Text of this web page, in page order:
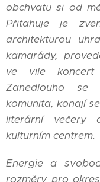
obchvatu si od
Přitahuje je
architekturou
kamarády,
ve vile koncert
Zanedlouho
komunita, konají
literární večery
kulturním centrem.
Energie a
rozměry pro